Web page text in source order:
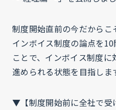
制度開始直前の今だから
インボイス制度の論点を
ことで、インボイス制度
進められる状態を目指しま
▼【制度開始前に全社で受